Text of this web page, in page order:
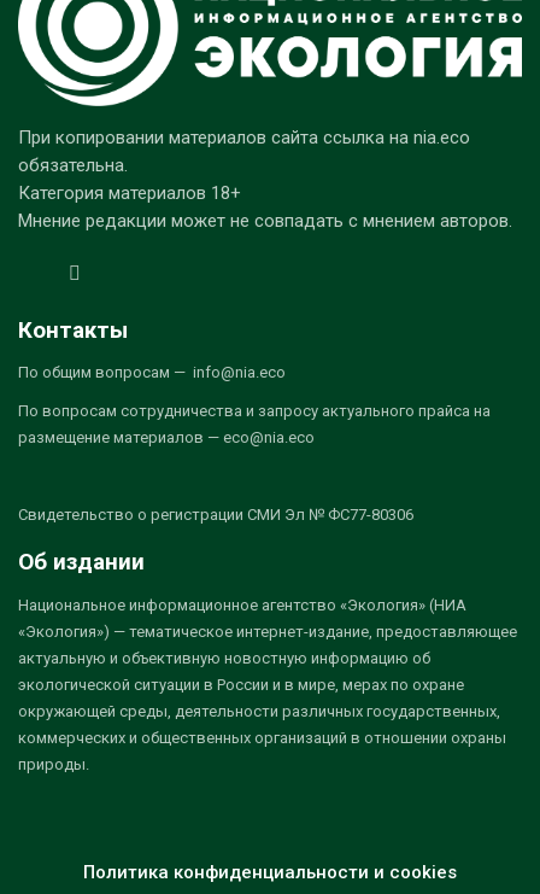
При копировании материалов сайта ссылка на nia.eco
обязательна.
Категория материалов 18+
Мнение редакции может не совпадать с мнением авторов.
Контакты
По общим вопросам — info@nia.eco
По вопросам сотрудничества и запросу актуального прайса на
размещение материалов — eco@nia.eco
Свидетельство о регистрации СМИ Эл № ФС77-80306
Об издании
Национальное информационное агентство «Экология» (НИА
«Экология») — тематическое интернет-издание, предоставляющее
актуальную и объективную новостную информацию об
экологической ситуации в России и в мире, мерах по охране
окружающей среды, деятельности различных государственных,
коммерческих и общественных организаций в отношении охраны
природы.
Политика конфиденциальности и cookies